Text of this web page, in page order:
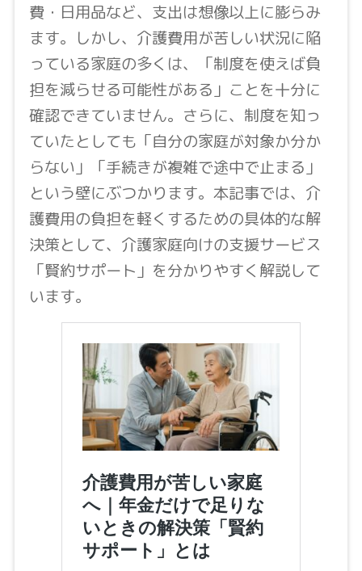
費・日用品など、支出は想像以上に膨らみ
ます。しかし、介護費用が苦しい状況に陥
っている家庭の多くは、「制度を使えば負
担を減らせる可能性がある」ことを十分に
確認できていません。さらに、制度を知っ
ていたとしても「自分の家庭が対象か分か
らない」「手続きが複雑で途中で止まる」
という壁にぶつかります。本記事では、介
護費用の負担を軽くするための具体的な解
決策として、介護家庭向けの支援サービス
「賢約サポート」を分かりやすく解説して
います。